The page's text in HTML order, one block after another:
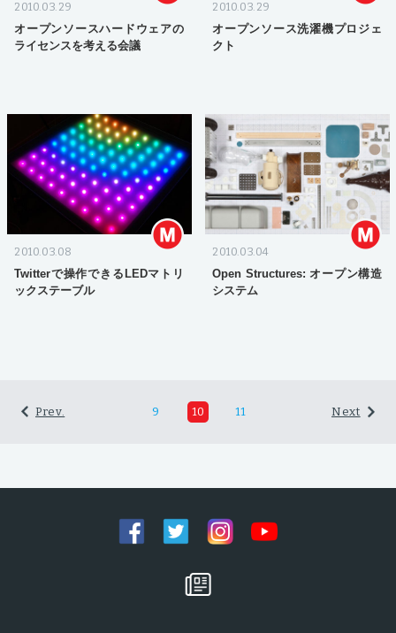
2010.03.29
オープンソースハードウェアの
ライセンスを考える会議
2010.03.29
オープンソース洗濯機プロジェ
クト
2010.03.08
Twitterで操作できるLEDマトリ
ックステーブル
2010.03.04
Open Structures: オープン構造
システム
Prev. 9 10 11 Next